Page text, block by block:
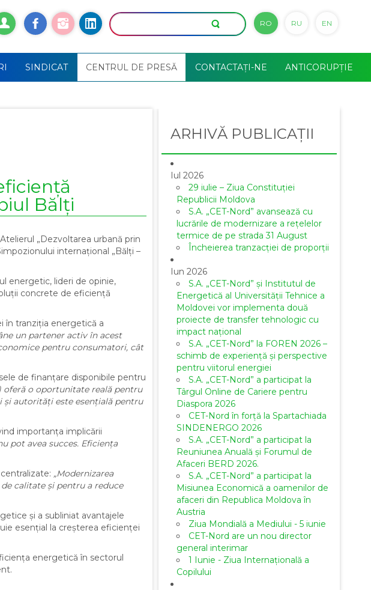
RO RU EN
SINDICAT СENTRUL DE PRESĂ CONTACTAȚI-NE ANTICORUPȚIE
Bălți
„Dezvoltarea urbană prin
internațional „Bălți –
energetic, lideri de opinie,
concrete de eficiență
în tranziția energetică a
un partener activ în acest
pentru consumatori, cât
de finanțare disponibile pentru
oferă o oportunitate reală pentru
și autorități este esențială pentru
importanța implicării
pot avea succes. Eficiența
„Modernizarea
calitate și pentru a reduce
și a subliniat avantajele
esențial la creșterea eficienței
energetică în sectorul
ARHIVĂ PUBLICAȚII
Iul 2026
29 iulie – Ziua Constituției
Republicii Moldova
S.A. „CET-Nord” avansează cu
lucrările de modernizare a rețelelor
termice de pe strada 31 August
Încheierea tranzacției de proporții
Iun 2026
S.A. „CET-Nord” și Institutul de
Energetică al Universității Tehnice a
Moldovei vor implementa două
proiecte de transfer tehnologic cu
impact național
S.A. „CET-Nord” la FOREN 2026 –
schimb de experiență și perspective
pentru viitorul energiei
S.A. „CET-Nord” a participat la
Târgul Online de Cariere pentru
Diaspora 2026
CET-Nord în forță la Spartachiada
SINDENERGO 2026
S.A. „CET-Nord” a participat la
Reuniunea Anuală și Forumul de
Afaceri BERD 2026.
S.A. „CET-Nord” a participat la
Misiunea Economică a oamenilor de
afaceri din Republica Moldova în
Austria
Ziua Mondială a Mediului - 5 iunie
CET-Nord are un nou director
general interimar
1 Iunie - Ziua Internațională a
Copilului